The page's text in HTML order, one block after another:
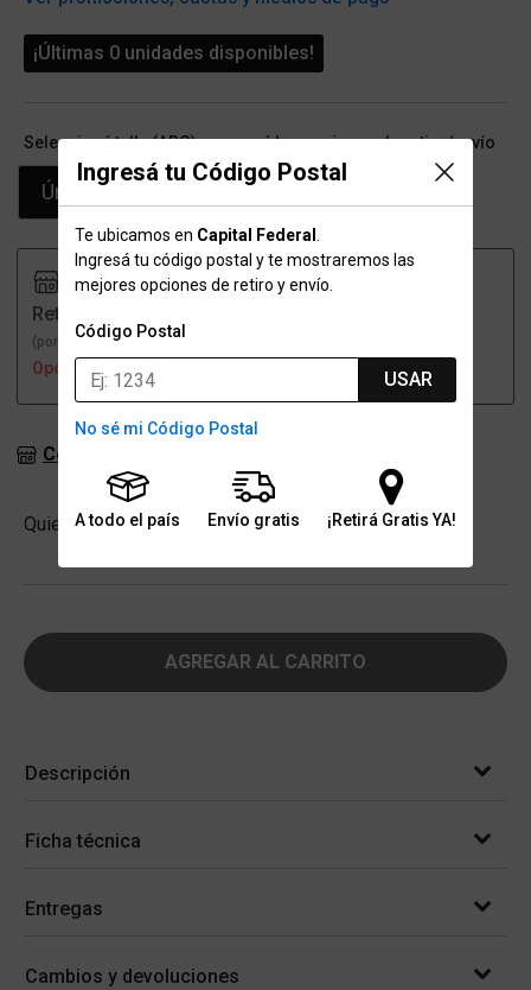
Ingresá tu Código Postal
Te ubicamos en Capital Federal
Ingresá tu código postal y te mostraremos las
mejores opciones de retiro y envío.
Código Postal
USAR
No sé mi Código Postal
A todo el país Envío gratis ¡Retirá Gratis YA!
¡Últimas 0 unidades disponibles!
Seleccioná talle (ARG) y conocé las opciones de retiro/envío
Único
Retiro
(por una sucursal)
Opción no disponible Opción no disponible
Consultar stock en sucursales
Quiero -
Cantidad +
AGREGAR AL CARRITO
Descripción
Ficha técnica
Entregas
Cambios y devoluciones